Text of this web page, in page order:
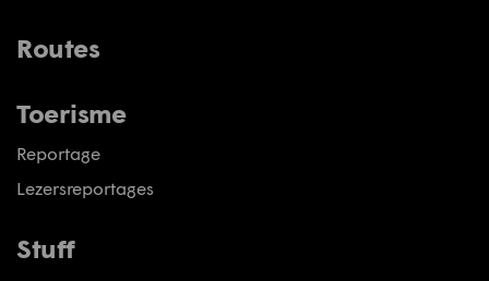
Routes
Toerisme
Reportage
Lezersreportages
Stuff